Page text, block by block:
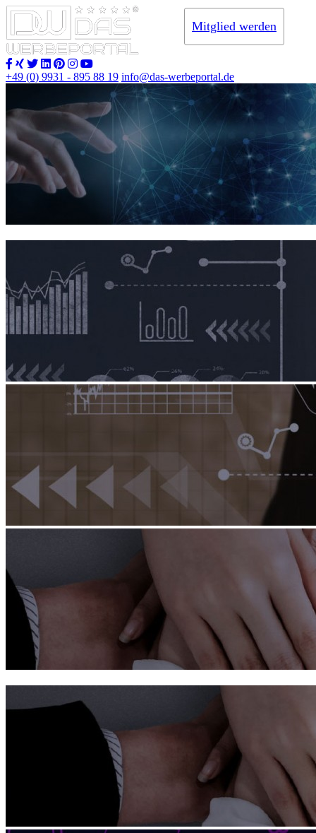
+49 (0) 9931 - 895 88 19 info@das-werbeportal.de
Mitglied werden